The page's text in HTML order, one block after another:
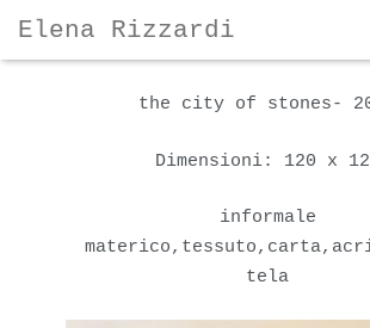
Elena Rizzardi
Contatti
the city of stones-
Dimensioni: 120 x
informale
tela